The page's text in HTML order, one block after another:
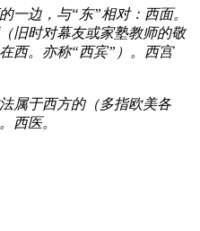
一边，与“东”相对：西面。
旧时对幕友或家塾教师的敬
西。亦称“西宾”）。西宫
属于西方的（多指欧美各
西医。